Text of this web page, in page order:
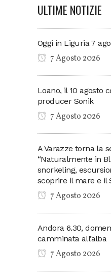
ULTIME NOTIZIE
Oggi in Liguria 7
7 Agosto 2026
Loano, il 10 agosto
producer Sonik
7 Agosto 2026
A Varazze torna la
“Naturalmente in
snorkeling,
scoprire il mare e il
7 Agosto 2026
Andora 6.30,
camminata all’alba
7 Agosto 2026